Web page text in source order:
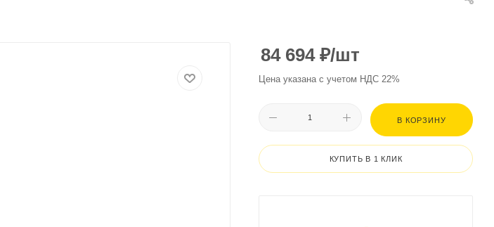
84 694₽/шт
Цена указана с учетом НДС 22%
В КОРЗИНУ
КУПИТЬ В 1 КЛИК